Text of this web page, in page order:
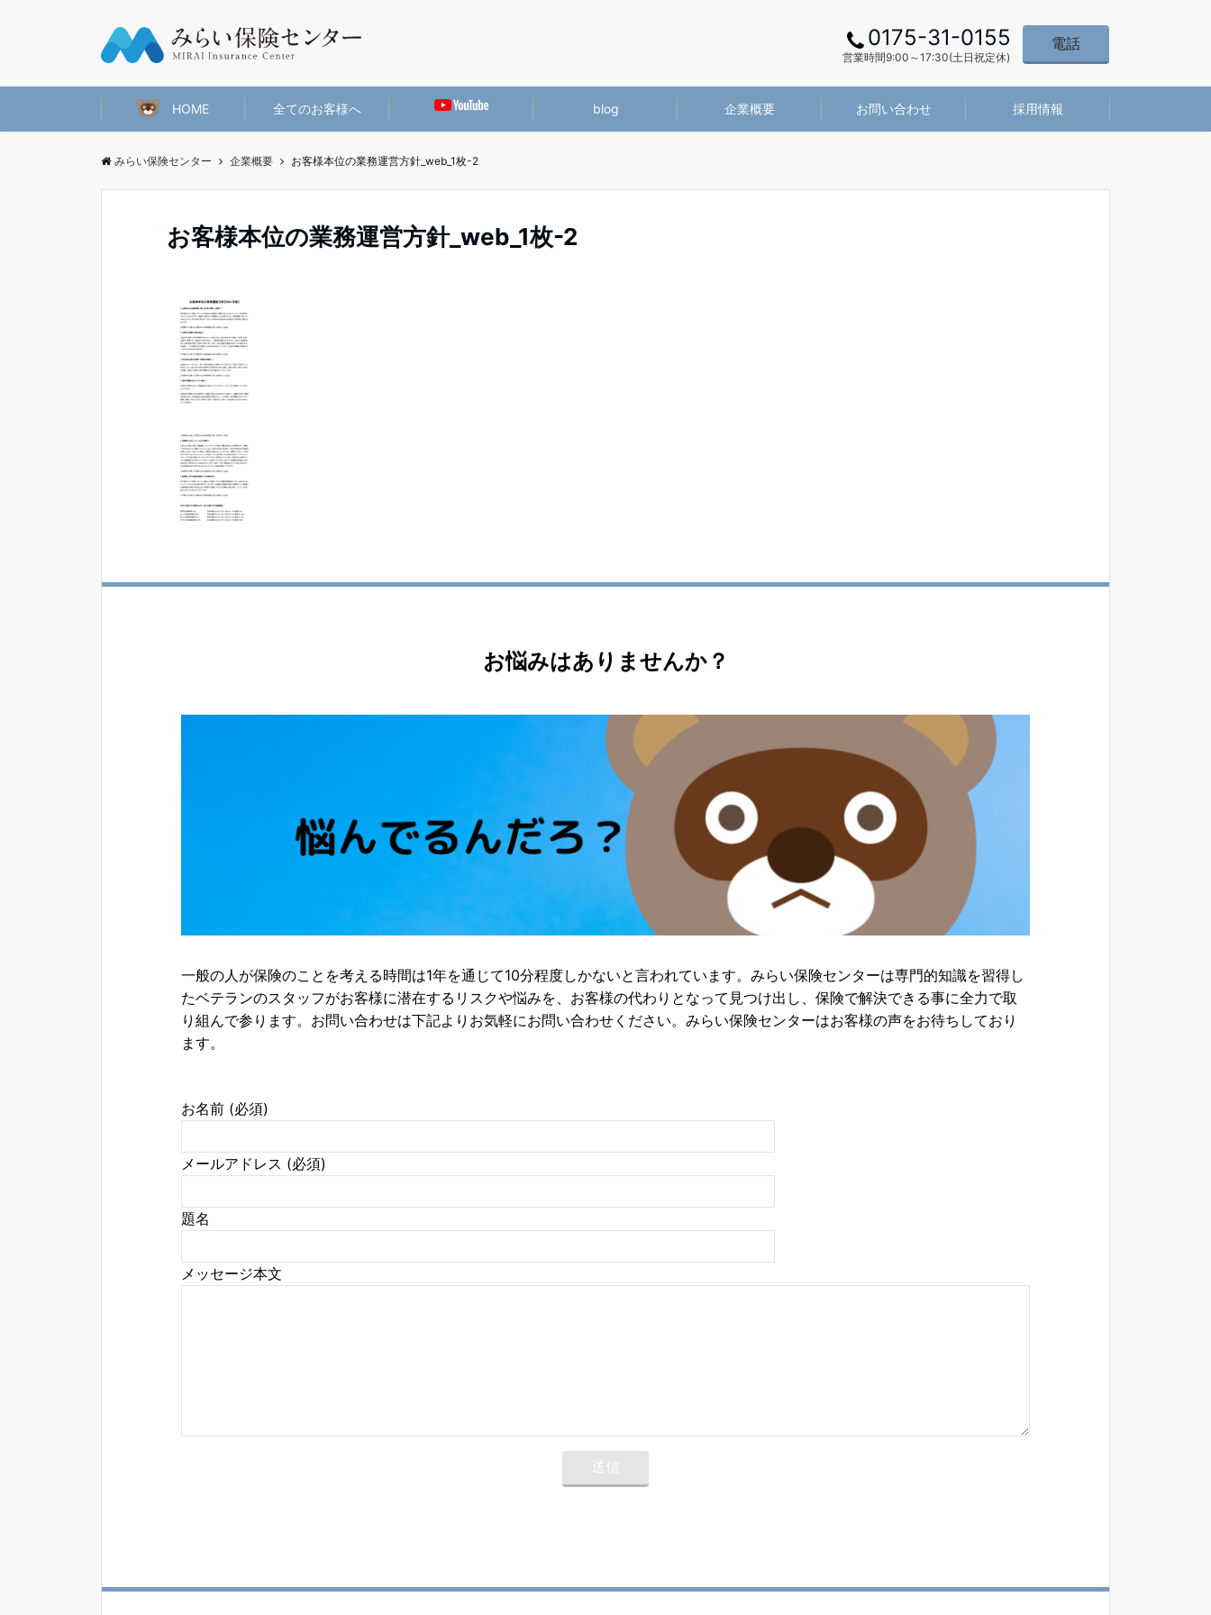
0175-31-0155
営業時間9:00～17:30(土日祝定休)
電話
HOME 全てのお客様へ blog 企業概要 お問い合わせ 採用情報
みらい保険センター 企業概要 お客様本位の業務運営方針_web_1枚-2
お客様本位の業務運営方針_web_1枚-2
お悩みはありませんか？
一般の人が保険のことを考える時間は1年を通じて10分程度しかないと言われています。みらい保険センターは専門的知識を習得し
たベテランのスタッフがお客様に潜在するリスクや悩みを、お客様の代わりとなって見つけ出し、保険で解決できる事に全力で取
り組んで参ります。お問い合わせは下記よりお気軽にお問い合わせください。みらい保険センターはお客様の声をお待ちしており
ます。
お名前 (必須)
メールアドレス (必須)
題名
メッセージ本文